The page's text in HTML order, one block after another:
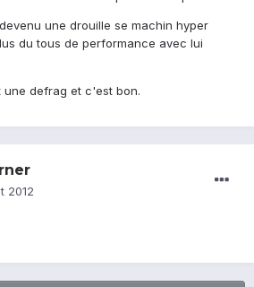
une drouille se machin hyper
du tous de performance avec lui
une defrag et c'est bon.
2012